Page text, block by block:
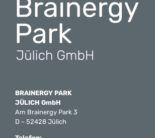
BRAINERGY PARK
JÜLICH GmbH
Am Brainergy Park 3
D – 52428 Jülich